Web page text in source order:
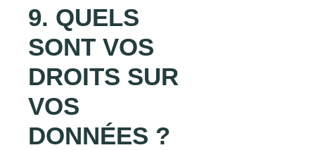
9. QUELS
SONT VOS
DROITS SUR
VOS
DONNÉES ?